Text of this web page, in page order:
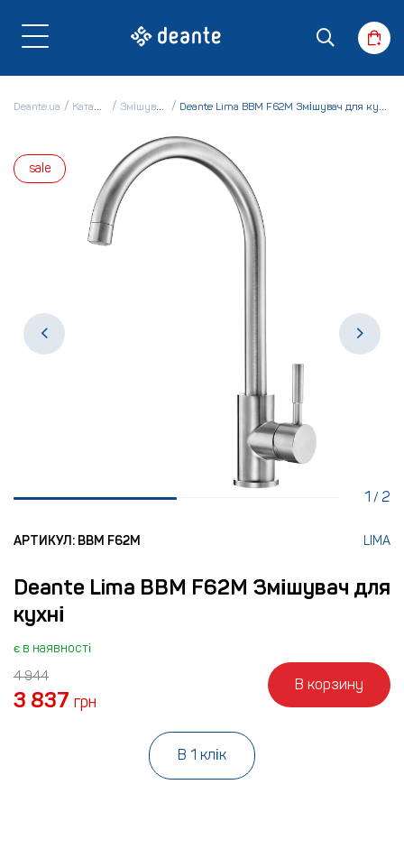
Deante.ua Каталог Змішувачі Deante Lima BBM F62M Змішувач для кухні
sale
1 /2
АРТИКУЛ: BBM F62M LIMA
Deante Lima BBM F62M Змішувач для
кухні
є в наявності
4 944
3 837 грн
В корзину
В 1 клік